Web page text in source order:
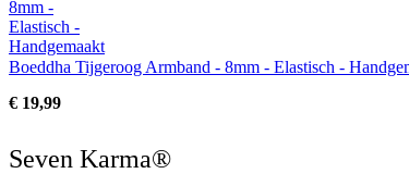
Boeddha Tijgeroog Armband - 8mm - Elastisch -
€ 19,99
Seven Karma®